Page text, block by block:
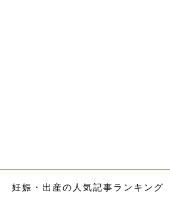
妊娠・出産の人気記事ランキング